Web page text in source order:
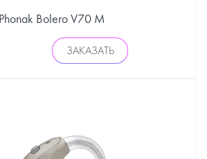
Phonak Bolero V70 M
ЗАКАЗАТЬ